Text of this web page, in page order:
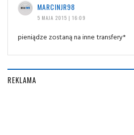
MARCINJR98
5 MAJA 2015 | 16:09
pieniądze zostaną na inne transfery*
REKLAMA